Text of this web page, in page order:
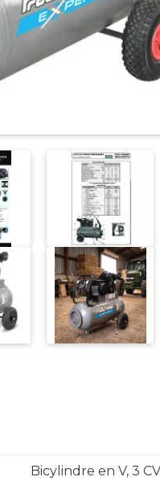
Bicylindre en V, 3 CV